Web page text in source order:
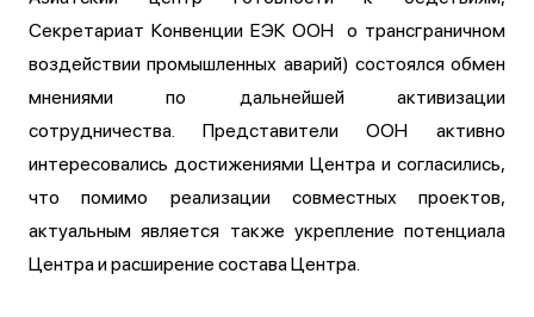
Секретариат Конвенции ЕЭК ООН о трансграничном
воздействии промышленных аварий) состоялся обмен
мнениями по дальнейшей активизации
сотрудничества. Представители ООН активно
интересовались достижениями Центра и согласились,
что помимо реализации совместных проектов,
актуальным является также укрепление потенциала
Центра и расширение состава Центра.